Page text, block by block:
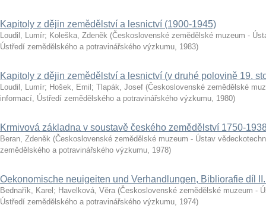
Kapitoly z dějin zemědělství a lesnictví (1900-1945)
Loudil, Lumír; Koleška, Zdeněk (Československé zemědělské muzeum -
Ústředí zemědělského a potravinářského výzkumu, 1983)
Kapitoly z dějin zemědělství a lesnictví (v druhé polovině 19.
Loudil, Lumír; Hošek, Emil ; Tlapák, Josef (Československé zemědělské
informací, Ústředí zemědělského a potravinářského výzkumu, 1980)
Krmivová základna v soustavě českého zemědělství 1750-
Beran, Zdeněk (Československé zemědělské muzeum - Ústav
zemědělského a potravinářského výzkumu, 1978)
Oekonomische neuigeiten und Verhandlungen, Bibliorafie díl
Bednařík, Karel ; Havelková, Věra (Československé zemědělské muzeum -
Ústředí zemědělského a potravinářského výzkumu, 1974)